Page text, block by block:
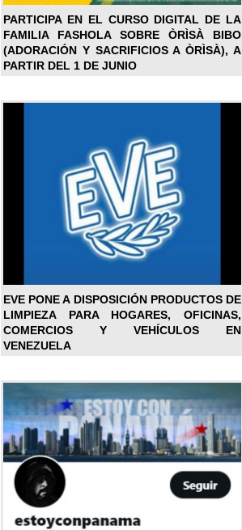
PARTICIPA EN EL CURSO DIGITAL DE LA
FAMILIA FASHOLA SOBRE ÒRÌSÀ BIBO
(ADORACIÓN Y SACRIFICIOS A ÒRÌSÀ), A
PARTIR DEL 1 DE JUNIO
EVE PONE A DISPOSICIÓN PRODUCTOS DE
LIMPIEZA PARA HOGARES, OFICINAS,
COMERCIOS Y VEHÍCULOS EN
VENEZUELA